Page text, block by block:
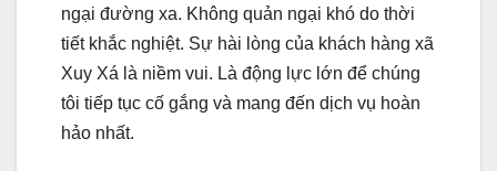
ngại đường xa. Không quản ngại khó do thời
tiết khắc nghiệt. Sự hài lòng của khách hàng xã
Xuy Xá là niềm vui. Là động lực lớn để chúng
tôi tiếp tục cố gắng và mang đến dịch vụ hoàn
hảo nhất.